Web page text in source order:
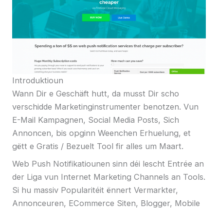
Introduktioun
Wann Dir e Geschäft hutt, da musst Dir scho
verschidde Marketinginstrumenter benotzen. Vun
E-Mail Kampagnen, Social Media Posts, Sich
Annoncen, bis opginn Weenchen Erhuelung, et
gëtt e Gratis / Bezuelt Tool fir alles um Maart.
Web Push Notifikatiounen sinn déi lescht Entrée an
der Liga vun Internet Marketing Channels an Tools.
Si hu massiv Popularitéit ënnert Vermarkter,
Annonceuren, ECommerce Siten, Blogger, Mobile